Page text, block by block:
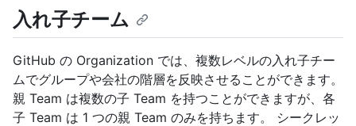
入れ子チーム
GitHub の Organization では、複数レベルの入れ子チー
ムでグループや会社の階層を反映させることができます。
親 Team は複数の子 Team を持つことができますが、各
子 Team は 1 つの親 Team のみを持ちます。 シークレッ